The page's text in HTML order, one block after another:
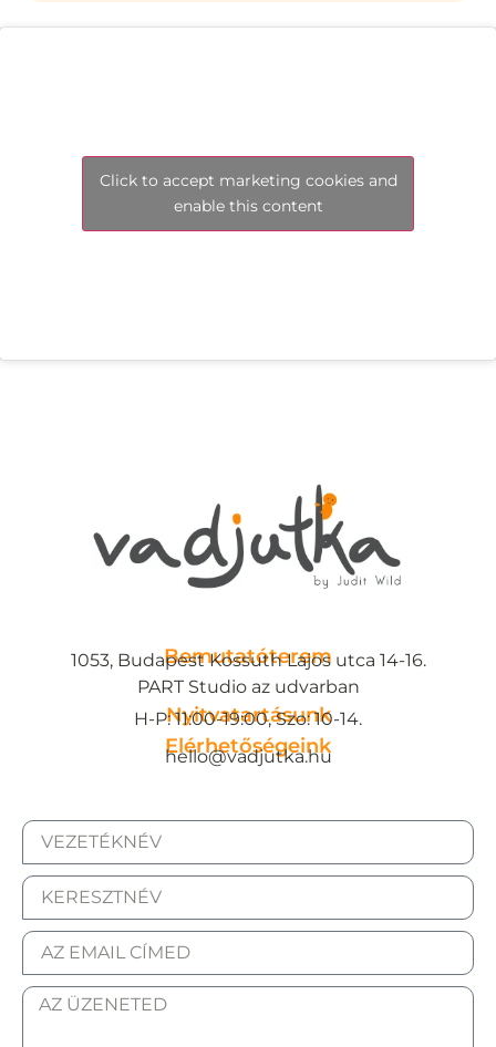
Click to accept marketing cookies and
enable this content
Bemutatóterem
1053, Budapest Kossuth Lajos utca 14-16.
PART Studio az udvarban
Nyitvatartásunk
H-P: 11:00-19:00, Szo: 10-14.
Elérhetőségeink
hello@vadjutka.hu